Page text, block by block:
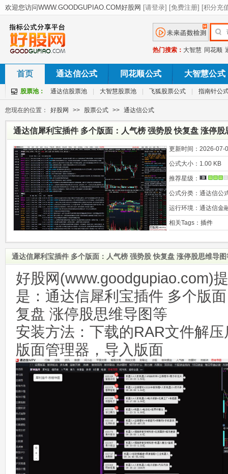
热门搜索： 大智慧 同花顺
首页 通达信公式 同花顺公式 大智慧公式
股票池： 通达信股票池 大智慧股票池 飞狐股票公式 指南针公
您现在的位置： 好股网 >> 股票公式 >> 通达信公式
通达信犀利宝插件 多个版面：人气榜 强势股 快复盘 涨停股
更新时间： 2026-07-
公式大小： 1.00 KB
推荐星级：
公式分类： 通达信公
运行环境： 通达信金
相关Tags： 插件
通达信犀利宝插件 多个版面：人气榜 强势股 快复盘 涨停股思维导
好股网(www.goodgupiao.com)
是：通达信犀利宝插件 多个版
复盘 涨停股思维导图等
安装方法：下载的RAR文件解
版面管理器，导入版面